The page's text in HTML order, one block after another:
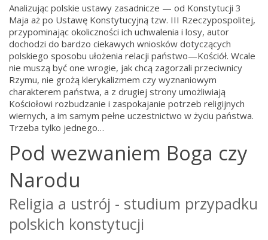
Analizując polskie ustawy zasadnicze — od Konstytucji 3
Maja aż po Ustawę Konstytucyjną tzw. III Rzeczypospolitej,
przypominając okoliczności ich uchwalenia i losy, autor
dochodzi do bardzo ciekawych wniosków dotyczących
polskiego sposobu ułożenia relacji państwo—Kościół. Wcale
nie muszą być one wrogie, jak chcą zagorzali przeciwnicy
Rzymu, nie grożą klerykalizmem czy wyznaniowym
charakterem państwa, a z drugiej strony umożliwiają
Kościołowi rozbudzanie i zaspokajanie potrzeb religijnych
wiernych, a im samym pełne uczestnictwo w życiu państwa.
Trzeba tylko jednego…
Pod wezwaniem Boga czy
Narodu
Religia a ustrój - studium przypadku
polskich konstytucji